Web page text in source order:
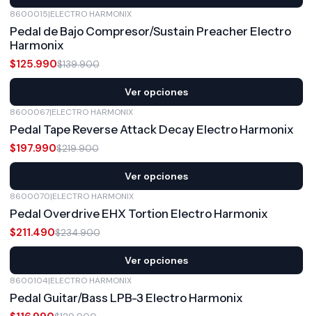
8600015|ELECTRO HARMONIX
Pedal de Bajo Compresor/Sustain Preacher Electro
Harmonix
$125.990$139.900
Ver opciones
8600067|ELECTRO HARMONIX
Pedal Tape Reverse Attack Decay Electro Harmonix
$197.990$219.900
Ver opciones
8600070|ELECTRO HARMONIX
Pedal Overdrive EHX Tortion Electro Harmonix
$211.490$234.900
Ver opciones
8600104|ELECTRO HARMONIX
Pedal Guitar/Bass LPB-3 Electro Harmonix